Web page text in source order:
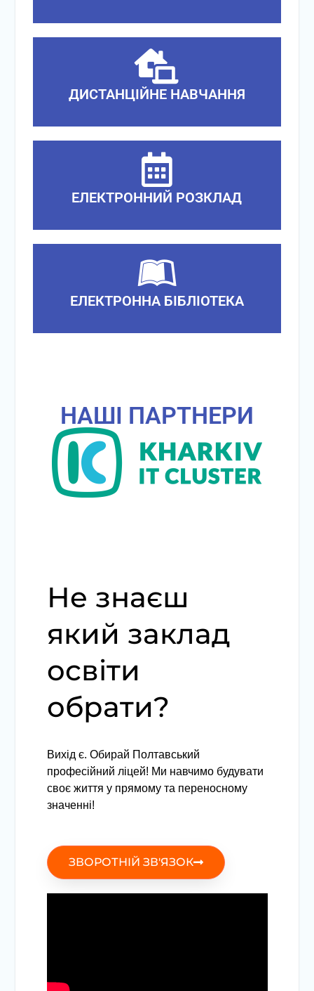
ДИСТАНЦІЙНЕ НАВЧАННЯ
ЕЛЕКТРОННИЙ РОЗКЛАД
ЕЛЕКТРОННА БІБЛІОТЕКА
НАШІ ПАРТНЕРИ
Не знаєш
який заклад
освіти
обрати?
Вихід є. Обирай Полтавський
професійний ліцей! Ми навчимо будувати
своє життя у прямому та переносному
значенні!
ЗВОРОТНІЙ ЗВ'ЯЗОК